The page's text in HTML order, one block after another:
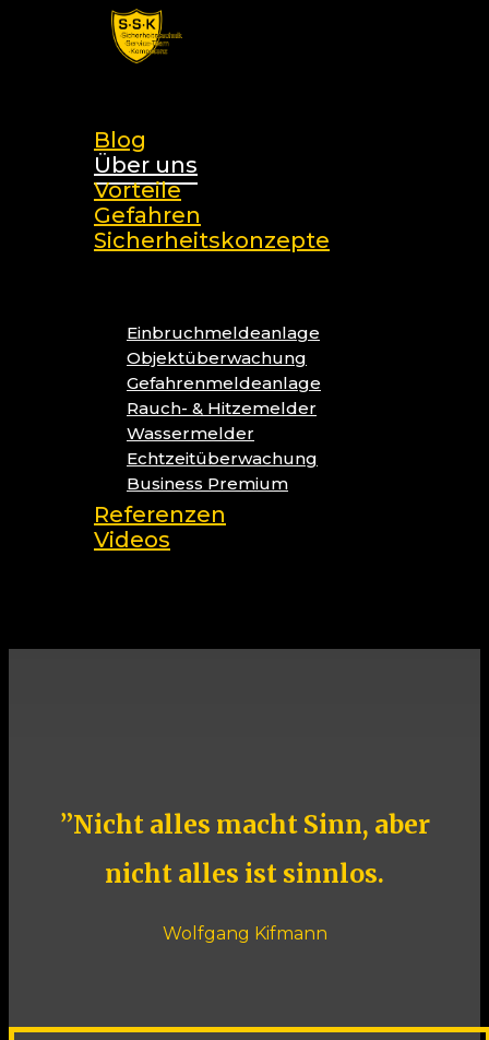
Blog
Über uns
Vorteile
Gefahren
Sicherheitskonzepte
Einbruchmeldeanlage
Objektüberwachung
Gefahrenmeldeanlage
Rauch- & Hitzemelder
Wassermelder
Echtzeitüberwachung
Business Premium
Referenzen
Videos
”Nicht alles macht Sinn, aber
nicht alles ist sinnlos.
Wolfgang Kifmann